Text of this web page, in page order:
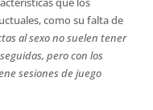
como su falta de
al sexo no suelen tener
pero con los
sesiones de juego